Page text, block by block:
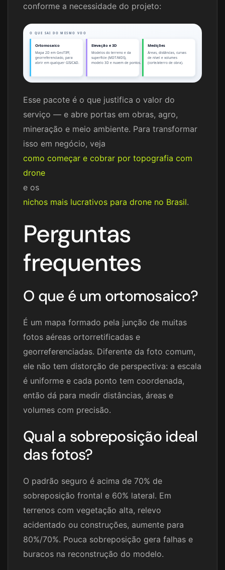
conforme a necessidade do projeto:
O QUE SAI DO MESMO VOO
Ortomosaico
Mapa 2D em GeoTIFF,
georreferenciado, para
abrir em qualquer GIS/CAD.
Elevação e 3D
Modelos do terreno e da
superfície (MDT/MDS),
modelo 3D e nuvem de pontos.
Medições
Áreas, distâncias, curvas
de nível e volumes
(corte/aterro de obra).
Esse pacote é o que justifica o valor do
serviço — e abre portas em obras, agro,
mineração e meio ambiente. Para transformar
isso em negócio, veja
como começar e cobrar por topografia com
drone
e os
nichos mais lucrativos para drone no Brasil.
Perguntas
frequentes
O que é um ortomosaico?
É um mapa formado pela junção de muitas
fotos aéreas ortorretificadas e
georreferenciadas. Diferente da foto comum,
ele não tem distorção de perspectiva: a escala
é uniforme e cada ponto tem coordenada,
então dá para medir distâncias, áreas e
volumes com precisão.
Qual a sobreposição ideal
das fotos?
O padrão seguro é acima de 70% de
sobreposição frontal e 60% lateral. Em
terrenos com vegetação alta, relevo
acidentado ou construções, aumente para
80%/70%. Pouca sobreposição gera falhas e
buracos na reconstrução do modelo.